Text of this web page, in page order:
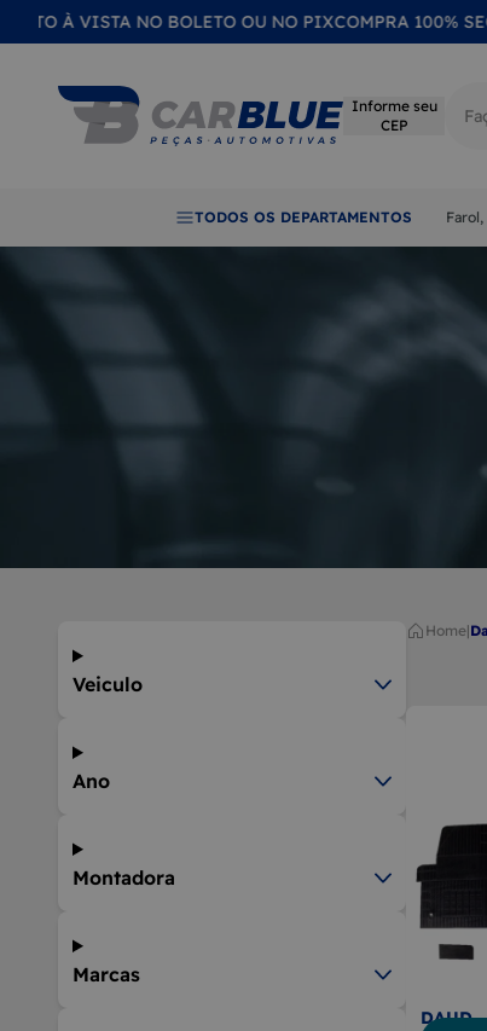
NO BOLETO OU NO PIXCOMPRA 100% SEGURA
Informe seu
CEP
TODOS OS DEPARTAMENTOS
Ano
Montadora
Veiculo
Marcas
Home|
DAUD